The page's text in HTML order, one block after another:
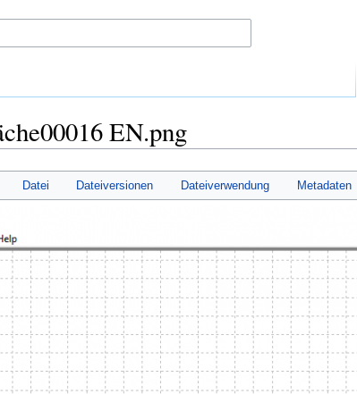
EN.png
Datei Dateiversionen Dateiverwendung Metadaten